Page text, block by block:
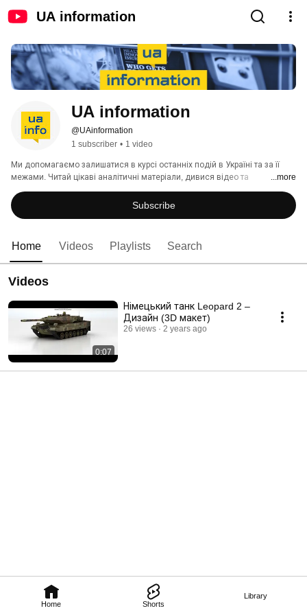
UA information
Home Shorts
Library
UA information
@UAinformation
1 subscriber • 1 video
Ми допомагаємо залишатися в курсі останніх подій в Україні та за її
межами. Читай цікаві аналітичні матеріали, дивися відео та
насолоджуйся культурним контентом - все це зручно й доступно на UA
information.
...more
Subscribe
Home Videos Playlists Search
Videos
0:07
Німецький танк Leopard 2 –
Дизайн (3D макет)
26 views 2 years ago